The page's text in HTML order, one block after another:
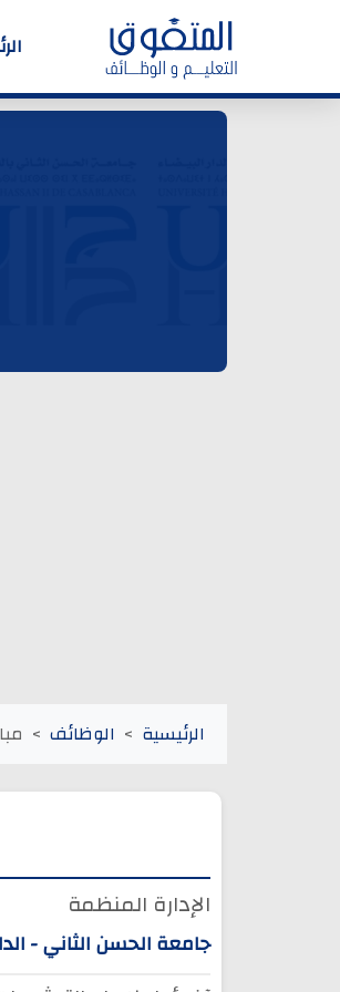
الرئيسية الوظائف
الإدارة المنظمة
جامعة الحسن الثاني -